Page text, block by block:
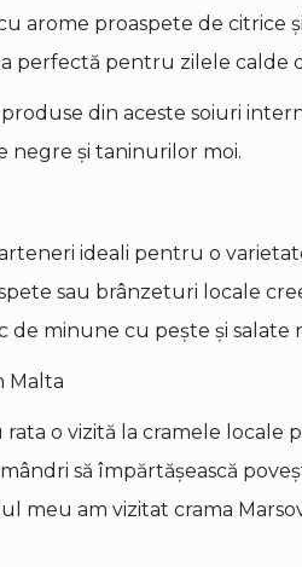
arome proaspete de citrice
perfectă pentru zilele calde
din aceste soiuri
negre și taninurilor moi.
ideali pentru o
sau brânzeturi locale
de minune cu pește și salate
Malta
rata o vizită la cramele
să împărtășească
meu am vizitat crama